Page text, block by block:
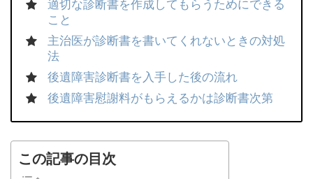
適切な診断書を作成してもらうためにできる
こと
主治医が診断書を書いてくれないときの対処
法
後遺障害診断書を入手した後の流れ
後遺障害慰謝料がもらえるかは診断書次第
この記事の目次